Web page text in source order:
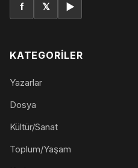
f 𝕏 ▶
KATEGORILER
Yazarlar
Dosya
Kültür/Sanat
Toplum/Yaşam